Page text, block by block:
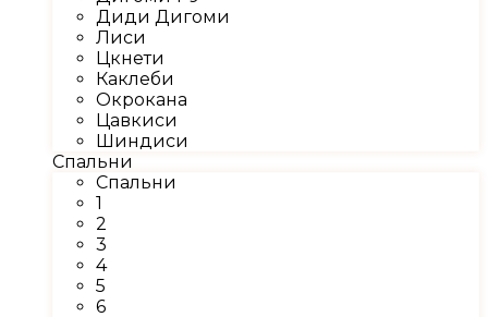
Диди Дигоми
Лиси
Цкнети
Каклеби
Окрокана
Цавкиси
Шиндиси
Спальни
Спальни
1
2
3
4
5
6